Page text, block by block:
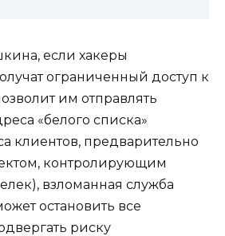
если хакеры
ограниченный доступ к
им отправлять
«белого списка»
клиентов, предварительно
контролирующим
взломанная служба
остановить все
риску